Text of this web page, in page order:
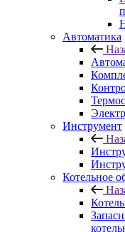
Автоматика
Инструмент
Котельное